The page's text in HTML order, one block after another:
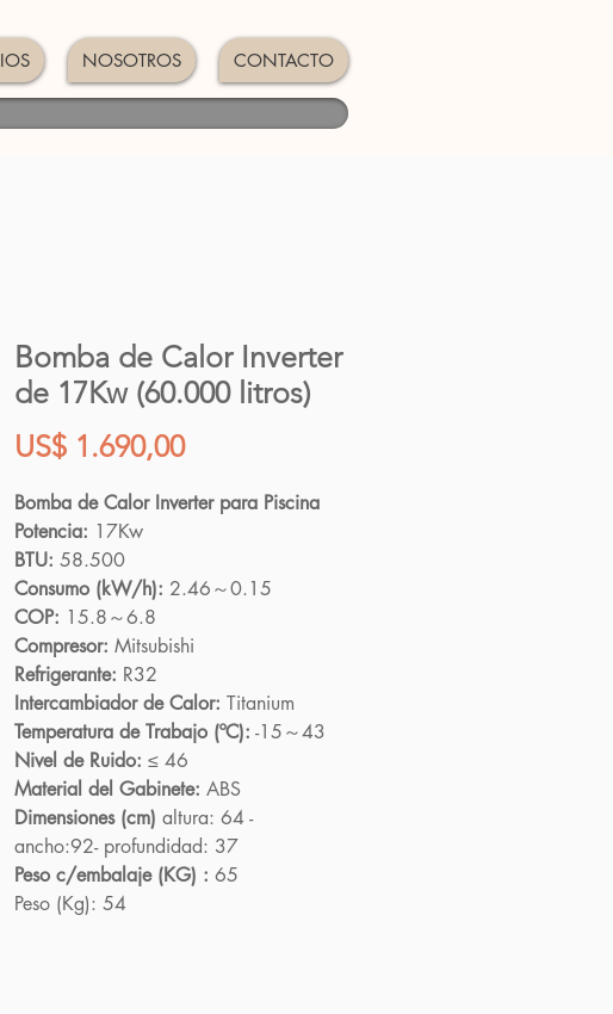
NOSOTROS CONTACTO
Bomba de Calor Inverter
de 17Kw (60.000 litros)
US$ 1.690,00Precio
Bomba de Calor Inverter para Piscina
Potencia: 17Kw
BTU: 58.500
Consumo (kW/h): 2.46～0.15
COP: 15.8～6.8
Compresor: Mitsubishi
Refrigerante: R32
Intercambiador de Calor: Titanium
Temperatura de Trabajo (ºC): -15～43
Nivel de Ruido: ≤ 46
Material del Gabinete: ABS
Dimensiones (cm) altura: 64 -
ancho:92- profundidad: 37
Peso c/embalaje (KG) : 65
Peso (Kg): 54